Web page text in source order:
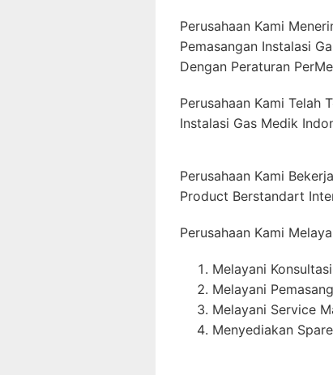
Perusahaan Kami
Pemasangan Instalasi
Dengan Peraturan
Perusahaan Kami Telah
Instalasi Gas Medik
Perusahaan Kami
Product Berstandart
Perusahaan Kami
Melayani
Melayani
Melayani Service
Menyediakan